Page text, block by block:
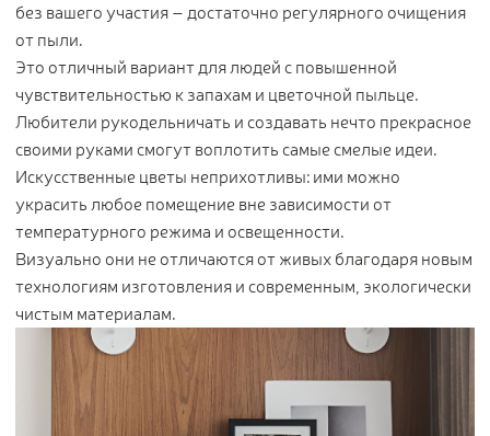
без вашего участия – достаточно регулярного очищения
от пыли.
Это отличный вариант для людей с повышенной
чувствительностью к запахам и цветочной пыльце.
Любители рукодельничать и создавать нечто прекрасное
своими руками смогут воплотить самые смелые идеи.
Искусственные цветы неприхотливы: ими можно
украсить любое помещение вне зависимости от
температурного режима и освещенности.
Визуально они не отличаются от живых благодаря новым
технологиям изготовления и современным, экологически
чистым материалам.